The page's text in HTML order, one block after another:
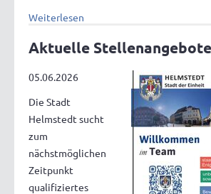
Weiterlesen
Aktuelle Stellenangebote
05.06.2026
Die Stadt
Helmstedt sucht
zum
nächstmöglichen
Zeitpunkt
qualifiziertes